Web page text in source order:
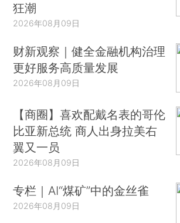
狂潮
2026年08月09日
财新观察｜健全金融机构治理
更好服务高质量发展
2026年08月09日
【商圈】喜欢配戴名表的哥伦
比亚新总统 商人出身拉美右
翼又一员
2026年08月09日
专栏｜AI“煤矿”中的金丝雀
2026年08月09日